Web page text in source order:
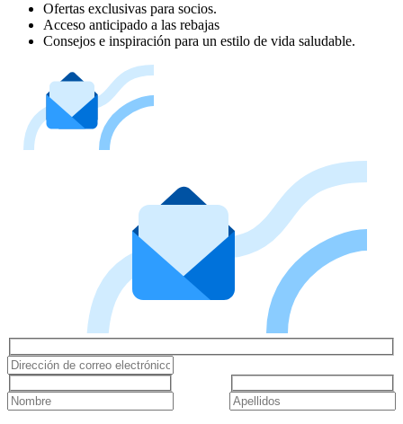
Ofertas exclusivas para socios.
Acceso anticipado a las rebajas
Consejos e inspiración para un estilo de vida saludable.